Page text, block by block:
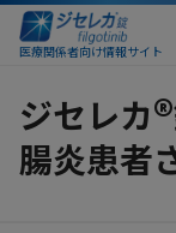
医療関係者向け情報サイト
ジセレカ ®
腸炎患者